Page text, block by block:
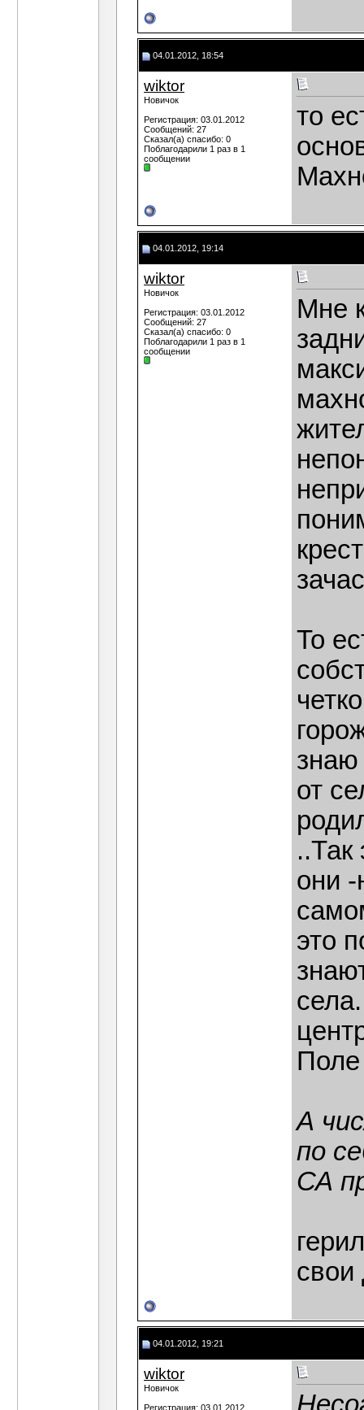
04.01.2012, 18:54
wiktor
Новичок
Регистрация: 03.01.2012
Сообщений: 27
Сказал(а) спасибо: 0
Поблагодарили 1 раз в 1
сообщении
то
04.01.2012, 19:14
wiktor
Новичок
Регистрация: 03.01.2012
Сообщений: 27
Сказал(а) спасибо: 0
Поблагодарили 1 раз в 1
сообщении
Мне
То
знаю
от
..Так
они -
это
Поле
А
по
СА
свои
04.01.2012, 19:21
wiktor
Новичок
Регистрация: 03.01.2012